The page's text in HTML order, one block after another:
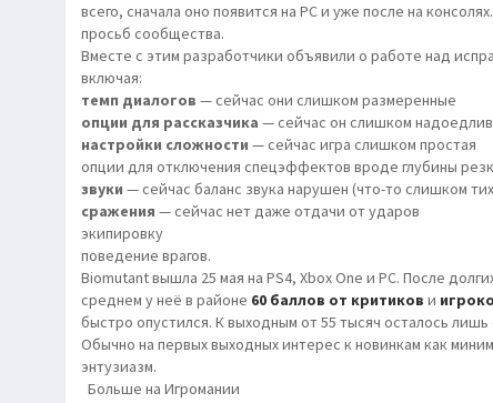
всего, сначала оно появится на PC и уже после на
просьб сообщества.
Вместе с этим разработчики объявили о работе над
включая:
темп диалогов — сейчас они слишком размеренные
опции для рассказчика — сейчас он слишком
настройки сложности — сейчас игра слишком простая
опции для отключения спецэффектов вроде глубины
звуки — сейчас баланс звука нарушен (что-то слишком
сражения — сейчас нет даже отдачи от ударов
экипировку
поведение врагов.
Biomutant вышла 25 мая на PS4, Xbox One и PC. После
среднем у неё в районе 60 баллов от критиков и
быстро опустился. К выходным от 55 тысяч осталось лишь
Обычно на первых выходных интерес к новинкам как
энтузиазм.
Больше на Игромании